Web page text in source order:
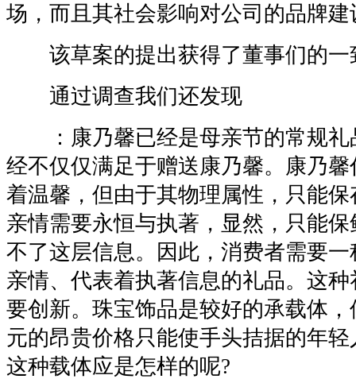
场，而且其社会影响对公司的品牌
该草案的提出获得了董事们的一
通过调查我们还发现
：康乃馨已经是母亲节的常规礼
经不仅仅满足于赠送康乃馨。康乃
着温馨，但由于其物理属性，只能
亲情需要永恒与执著，显然，只能
不了这层信息。因此，消费者需要
亲情、代表着执著信息的礼品。这
要创新。珠宝饰品是较好的承载体
元的昂贵价格只能使手头拮据的年
这种载体应是怎样的呢?